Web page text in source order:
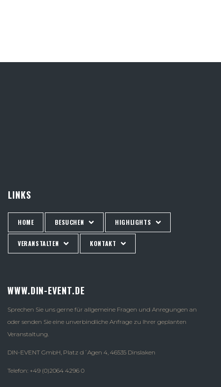
LINKS
HOME BESUCHEN HIGHLIGHTS
VERANSTALTEN KONTAKT
WWW.DIN-EVENT.DE
Sprechen Sie uns gerne für allgemeine Fragen und Anregungen an
oder senden Sie eine unverbindliche Anfrage zu Ihrer geplanten
Veranstaltung.
DIN-EVENT GmbH, Platz d´Agen 4, 46535 Dinslaken
Telefon: +49 (0)2064 4296 0